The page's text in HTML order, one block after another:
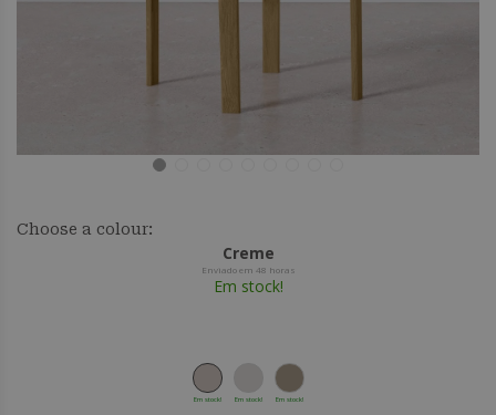
Choose a colour:
Creme
Enviado em 48 horas
Em stock!
Em stock! Em stock! Em stock!